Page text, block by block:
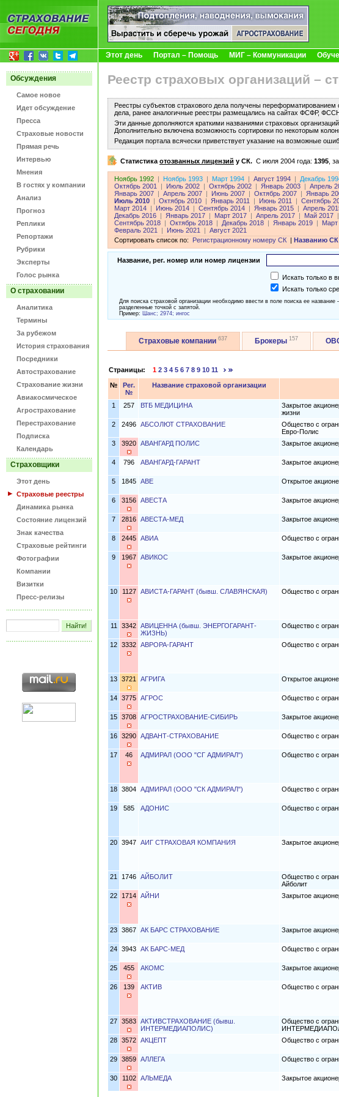
Этот день Портал – Помощь МИГ – Коммуникации
Обсуждения
Самое новое
Идет обсуждение
Пресса
Страховые новости
Прямая речь
Интервью
Мнения
В гостях у компании
Анализ
Прогноз
Реплики
Репортажи
Рубрики
Эксперты
Голос рынка
О страховании
Аналитика
Термины
За рубежом
История страхования
Посредники
Автострахование
Страхование жизни
Авиакосмическое
Агрострахование
Перестрахование
Подписка
Календарь
Страховщики
Этот день
Страховые реестры
Динамика рынка
Состояние лицензий
Знак качества
Страховые рейтинги
Фотографии
Компании
Визитки
Пресс-релизы
Реестр страховых организаций –
Реестры субъектов страхового дела получены
дела, ранее аналогичные реестры размещались на сайтах ФСФР,
Эти данные дополняются краткими названиями страховых
Дополнительно включена возможность сортировки по некоторым
Редакция портала всячески приветствует указание на возможные
Статистика отозванных лицензий у СК. C июля 2004 года: 1395
Ноябрь 1992 Ноябрь 1993 Март 1994 Август 1994 Декабрь
Октябрь 2001
Июль 2002 Октябрь 2002 Январь 2003 Апрель
Январь 2007
Апрель 2007 Июнь 2007 Октябрь 2007 Январь
Июль 2010
Октябрь 2010 Январь 2011 Июнь 2011 Сентябрь
Март 2014
Июнь 2014 Сентябрь 2014 Январь 2015 Апрель
Декабрь 2016
Январь 2017 Март 2017 Апрель 2017 Май 2017
Сентябрь 2018
Октябрь 2018 Декабрь 2018 Январь 2019 Март
Февраль 2021
Июнь 2021
Август 2021
Сортировать список по:
Регистрационному номеру СК Названию СК
Название, рег. номер или номер лицензии
Искать только в
Искать только
Для поиска страховой организации необходимо ввести в поле поиска ее
разделенные точкой с запятой.
Пример: Шанс; 2974; ингос
Страховые компании 637 Брокеры 157
Страницы: 1 2 3 4 5 6 7 8 9 10 11
№
Рег.
№
Название страховой организации
1 257 ВТБ МЕДИЦИНА
Закрытое
жизни
2 2496 АБСОЛЮТ СТРАХОВАНИЕ
Общество с
Евро-Полис
3 3920 АВАНГАРД ПОЛИС Закрытое
4 796 АВАНГАРД-ГАРАНТ Закрытое
5 1845 АВЕ Открытое
6 3156 АВЕСТА Закрытое
7 2816 АВЕСТА-МЕД Закрытое
8 2445 АВИА Общество с
9 1967 АВИКОС Закрытое
10 1127 АВИСТА-ГАРАНТ (бывш. СЛАВЯНСКАЯ) Общество с
11 3342 АВИЦЕННА (бывш. ЭНЕРГОГАРАНТ-
ЖИЗНЬ)
Общество с
12 3332 АВРОРА-ГАРАНТ Общество с
13 3721 АГРИГА Открытое
14 3775 АГРОС Общество с
15 3708 АГРОСТРАХОВАНИЕ-СИБИРЬ Закрытое
16 3290 АДВАНТ-СТРАХОВАНИЕ Общество с
17 46 АДМИРАЛ (ООО "СГ АДМИРАЛ") Общество с
18 3804 АДМИРАЛ (ООО "СК АДМИРАЛ") Общество с
19 585 АДОНИС Общество с
20 3947 АИГ СТРАХОВАЯ КОМПАНИЯ Закрытое
21 1746 АЙБОЛИТ
Общество с
Айболит
22 1714 АЙНИ Закрытое
23 3867 АК БАРС СТРАХОВАНИЕ Закрытое
24 3943 АК БАРС-МЕД Общество с
25 455 АКОМС Закрытое
26 139 АКТИВ Общество с
27 3583 АКТИВСТРАХОВАНИЕ (бывш.
ИНТЕРМЕДИАПОЛИС)
Общество с
28 3572 АКЦЕПТ Общество с
29 3859 АЛЛЕГА Общество с
30 1102 АЛЬМЕДА Закрытое